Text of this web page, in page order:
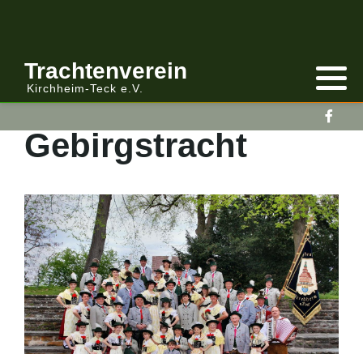
Trachtenverein
Kirchheim-Teck e.V.
Gebirgstracht
Anmelden/Abmelden
Kalender
Gebirgstracht
Volkstracht
Berichte Vereinsleitung
Berichte
Vereinsleitung Informiert